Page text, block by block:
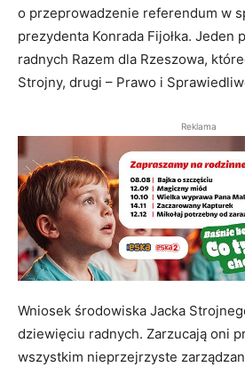
o przeprowadzenie referendum w
prezydenta Konrada Fijołka. Jeden
radnych Razem dla Rzeszowa,
Strojny, drugi – Prawo i
Reklama
Wniosek środowiska Jacka
dziewięciu radnych. Zarzucają oni
wszystkim nieprzejrzyste